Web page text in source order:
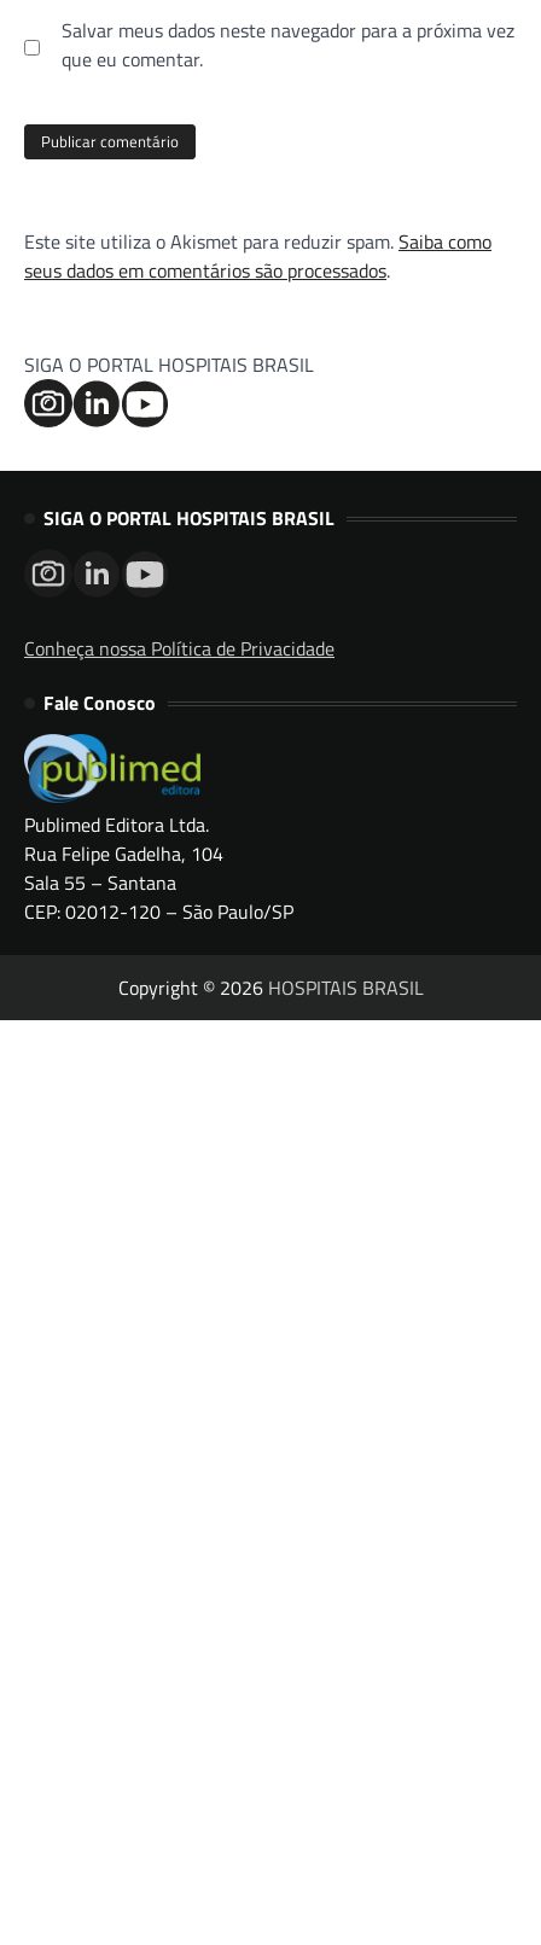
Salvar meus dados neste navegador para a próxima vez
que eu comentar.
Este site utiliza o Akismet para reduzir spam.Saiba como
seus dados em comentários são processados.
SIGA O PORTAL HOSPITAIS BRASIL
SIGA O PORTAL HOSPITAIS BRASIL
Conheça nossa Política de Privacidade
Fale Conosco
Publimed Editora Ltda.
Rua Felipe Gadelha, 104
Sala 55 – Santana
CEP: 02012-120 – São Paulo/SP
Copyright © 2026 HOSPITAIS BRASIL